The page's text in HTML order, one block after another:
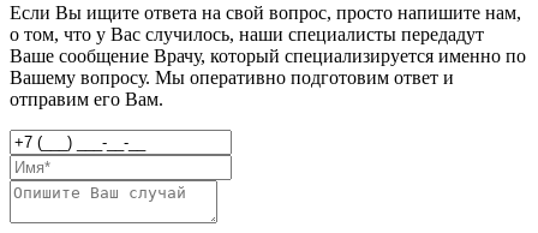
Если Вы ищите ответа на свой вопрос, просто напишите нам,
о том, что у Вас случилось, наши специалисты передадут
Ваше сообщение Врачу, который специализируется именно по
Вашему вопросу. Мы оперативно подготовим ответ и
отправим его Вам.